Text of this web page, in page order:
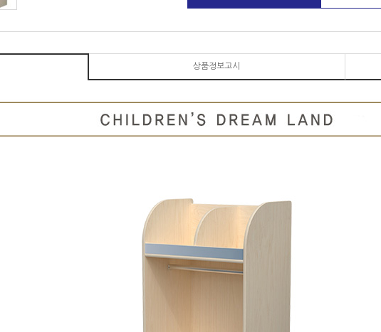
상품정보고시